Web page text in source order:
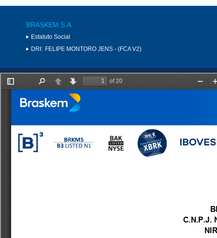
BRASKEM S.A.
Estatuto Social
DRI: FELIPE MONTORO JENS - (FCA V2)